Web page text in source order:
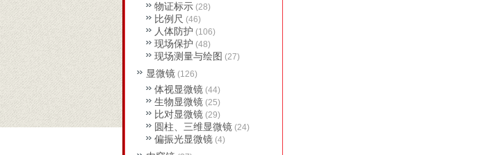
物证标示 (28)
比例尺 (46)
人体防护 (106)
现场保护 (48)
现场测量与绘图 (27)
显微镜 (126)
体视显微镜 (44)
生物显微镜 (25)
比对显微镜 (29)
圆柱、三维显微镜 (24)
偏振光显微镜 (4)